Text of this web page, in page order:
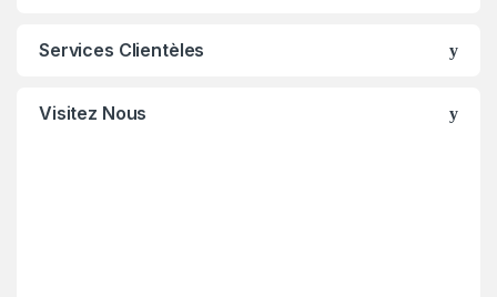
Services Clientèles
Visitez Nous